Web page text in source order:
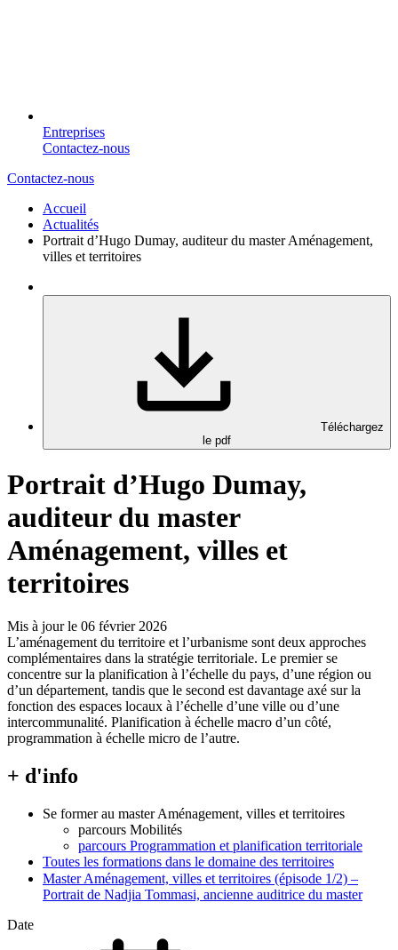
Entreprises
Contactez-nous
Contactez-nous
Accueil
Actualités
Portrait d’Hugo Dumay, auditeur du master Aménagement,
villes et territoires
Téléchargez
le pdf
Portrait d’Hugo Dumay,
auditeur du master
Aménagement, villes et
territoires
Mis à jour le 06 février 2026
L’aménagement du territoire et l’urbanisme sont deux approches
complémentaires dans la stratégie territoriale. Le premier se
concentre sur la planification à l’échelle du pays, d’une région ou
d’un département, tandis que le second est davantage axé sur la
fonction des espaces locaux à l’échelle d’une ville ou d’une
intercommunalité. Planification à échelle macro d’un côté,
programmation à échelle micro de l’autre.
+ d'info
Se former au master Aménagement, villes et territoires
parcours Mobilités
parcours Programmation et planification territoriale
Toutes les formations dans le domaine des territoires
Master Aménagement, villes et territoires (épisode 1/2) –
Portrait de Nadjia Tommasi, ancienne auditrice du master
Date